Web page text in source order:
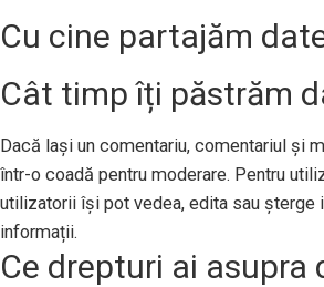
Cu cine partajăm
Cât timp îți păstrăm
Dacă lași un comentariu, comentariul și
într-o coadă pentru moderare. Pentru
utilizatorii își pot vedea, edita sau
informații.
Ce drepturi ai asupra